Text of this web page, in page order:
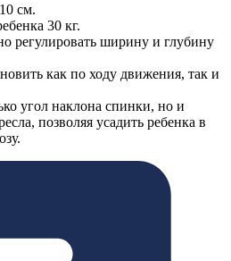
см.
30 кг.
регулировать ширину и глубину
как по ходу движения, так и
угол наклона спинки, но и
позволяя усадить ребенка в